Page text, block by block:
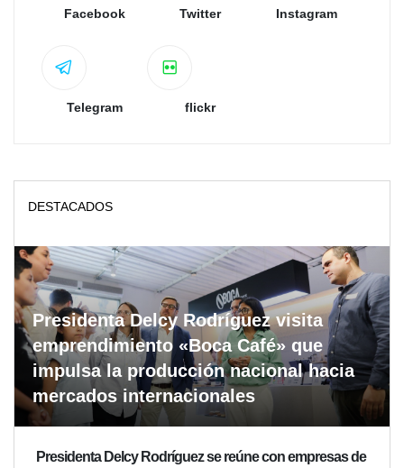
Facebook Twitter Instagram
Telegram flickr
DESTACADOS
Presidenta Delcy Rodríguez visita
emprendimiento «Boca Café» que
impulsa la producción nacional hacia
mercados internacionales
Presidenta Delcy Rodríguez se reúne con empresas de